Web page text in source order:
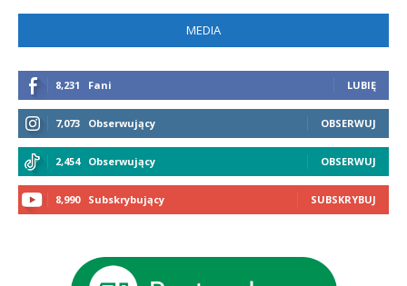
MEDIA
8,231 Fani LUBIĘ
7,073 Obserwujący OBSERWUJ
2,454 Obserwujący OBSERWUJ
8,990 Subskrybujący SUBSKRYBUJ